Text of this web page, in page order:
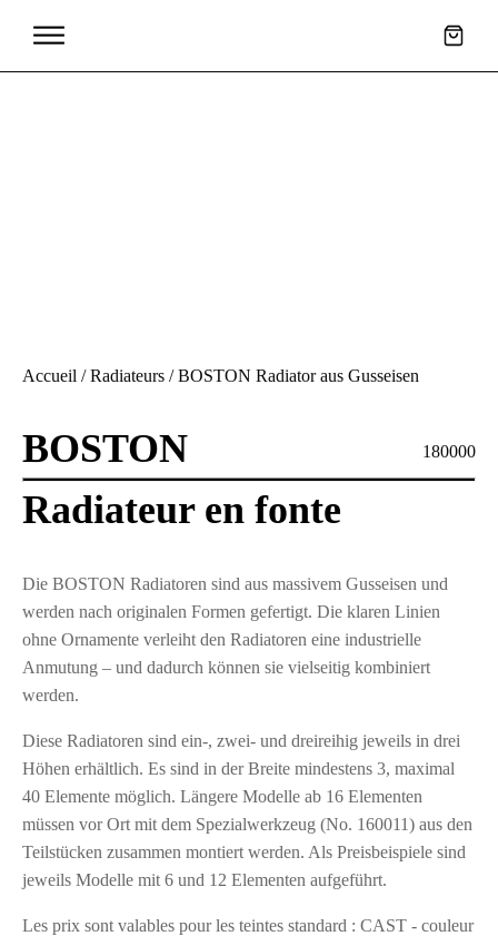
Accueil /Radiateurs / BOSTON Radiator aus Gusseisen
180000
BOSTON
Radiateur en fonte
Die BOSTON Radiatoren sind aus massivem Gusseisen und
werden nach originalen Formen gefertigt. Die klaren Linien
ohne Ornamente verleiht den Radiatoren eine industrielle
Anmutung – und dadurch können sie vielseitig kombiniert
werden.
Diese Radiatoren sind ein-, zwei- und dreireihig jeweils in drei
Höhen erhältlich. Es sind in der Breite mindestens 3, maximal
40 Elemente möglich. Längere Modelle ab 16 Elementen
müssen vor Ort mit dem Spezialwerkzeug (No. 160011) aus den
Teilstücken zusammen montiert werden. Als Preisbeispiele sind
jeweils Modelle mit 6 und 12 Elementen aufgeführt.
Les prix sont valables pour les teintes standard : CAST - couleur